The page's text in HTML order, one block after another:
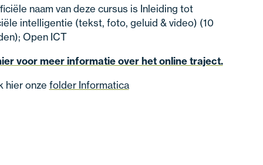
naam van deze cursus is Inleiding tot
intelligentie (tekst, foto, geluid & video) (10
Open ICT
voor meer informatie over het online traject.
hier onze folder Informatica